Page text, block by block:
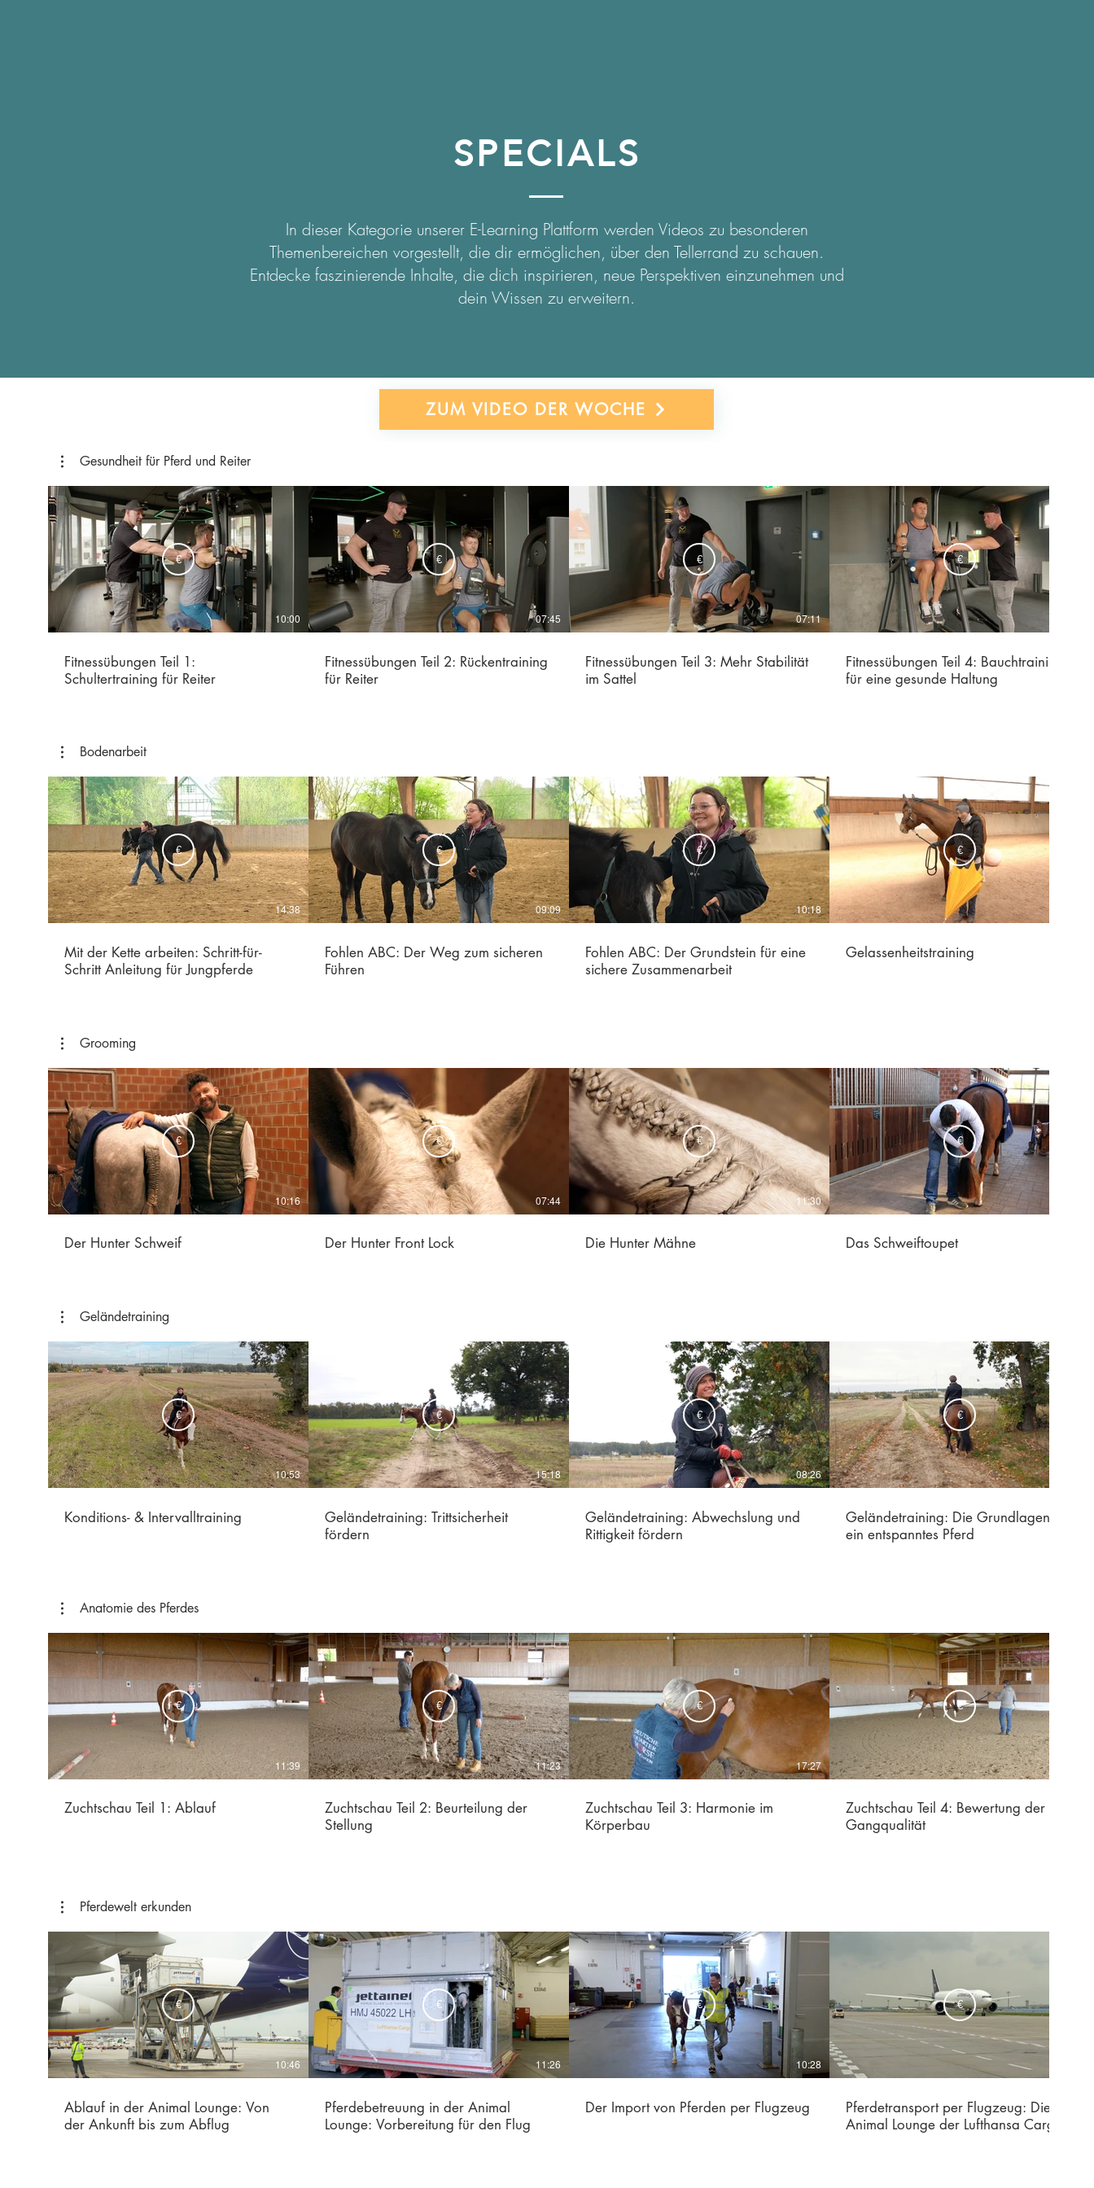
SPECIALS
In dieser Kategorie unserer E-Learning Plattform werden Videos zu besonderen
Themenbereichen vorgestellt, die dir ermöglichen, über den Tellerrand zu schauen.
Entdecke faszinierende Inhalte, die dich inspirieren, neue Perspektiven einzunehmen und
dein Wissen zu erweitern.
ZUM VIDEO DER WOCHE
Gesundheit für Pferd und Reiter
€
10:00
Fitnessübungen Teil 1:
Schultertraining für Reiter
€
07:45
Fitnessübungen Teil 2: Rückentraining
für Reiter
€
07:11
Fitnessübungen Teil 3: Mehr Stabilität
im Sattel
€
Fitnessübungen Teil 4: Bauchtraining
für eine gesunde Haltung
Bodenarbeit
€
14:38
Mit der Kette arbeiten: Schritt-für-
Schritt Anleitung für Jungpferde
€
09:09
Fohlen ABC: Der Weg zum sicheren
Führen
€
10:18
Fohlen ABC: Der Grundstein für eine
sichere Zusammenarbeit
€
Gelassenheitstraining
Grooming
€
10:16
Der Hunter Schweif
€
07:44
Der Hunter Front Lock
€
11:30
Die Hunter Mähne
€
Das Schweiftoupet
Geländetraining
€
10:53
Konditions- & Intervalltraining
€
15:18
Geländetraining: Trittsicherheit
fördern
€
08:26
Geländetraining: Abwechslung und
Rittigkeit fördern
€
Geländetraining: Die Grundlagen für
ein entspanntes Pferd
Anatomie des Pferdes
€
11:39
Zuchtschau Teil 1: Ablauf
€
11:23
Zuchtschau Teil 2: Beurteilung der
Stellung
€
17:27
Zuchtschau Teil 3: Harmonie im
Körperbau
€
Zuchtschau Teil 4: Bewertung der
Gangqualität
Pferdewelt erkunden
€
10:46
Ablauf in der Animal Lounge: Von
der Ankunft bis zum Abflug
€
11:26
Pferdebetreuung in der Animal
Lounge: Vorbereitung für den Flug
€
10:28
Der Import von Pferden per Flugzeug
€
Pferdetransport per Flugzeug: Die
Animal Lounge der Lufthansa Cargo